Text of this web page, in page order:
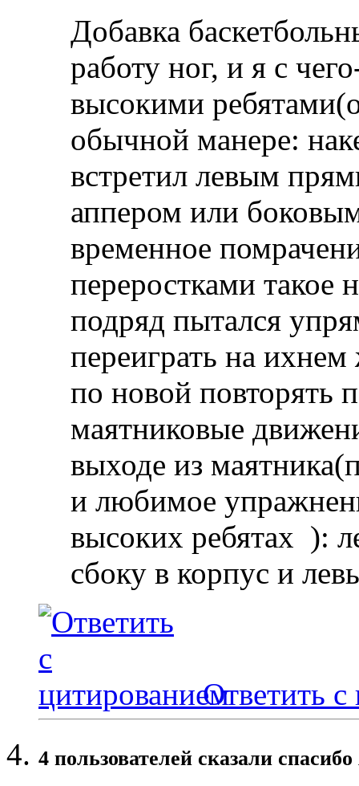
Добавка
работу ног, и я с
высокими
обычной манере:
встретил левым
аппером или
временное
переростками такое
подряд пытался
переиграть на
по новой повторять
маятниковые
выходе из
и любимое
высоких ребятах ):
сбоку в корпус и
Ответить с
4 пользователей сказали